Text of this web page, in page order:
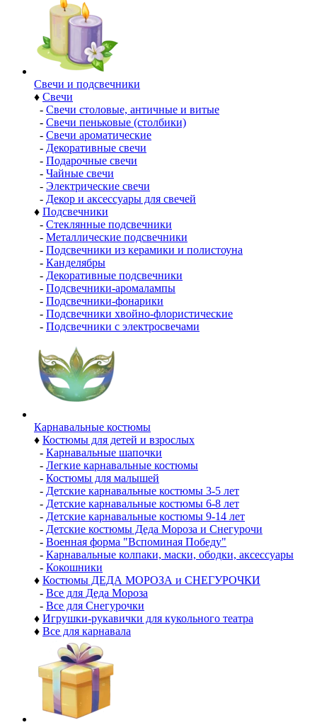
Свечи и подсвечники
♦ Свечи
- Свечи столовые, античные и витые
- Свечи пеньковые (столбики)
- Свечи ароматические
- Декоративные свечи
- Подарочные свечи
- Чайные свечи
- Электрические свечи
- Декор и аксессуары для свечей
♦ Подсвечники
- Стеклянные подсвечники
- Металлические подсвечники
- Подсвечники из керамики и полистоуна
- Канделябры
- Декоративные подсвечники
- Подсвечники-аромалампы
- Подсвечники-фонарики
- Подсвечники хвойно-флористические
- Подсвечники с электросвечами
Карнавальные костюмы
♦ Костюмы для детей и взрослых
- Карнавальные шапочки
- Легкие карнавальные костюмы
- Костюмы для малышей
- Детские карнавальные костюмы 3-5 лет
- Детские карнавальные костюмы 6-8 лет
- Детские карнавальные костюмы 9-14 лет
- Детские костюмы Деда Мороза и Снегурочи
- Военная форма "Вспоминая Победу"
- Карнавальные колпаки, маски, ободки, аксессуары
- Кокошники
♦ Костюмы ДЕДА МОРОЗА и СНЕГУРОЧКИ
- Все для Деда Мороза
- Все для Снегурочки
♦ Игрушки-рукавички для кукольного театра
♦ Все для карнавала